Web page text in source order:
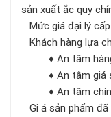
sản xuất ắc quy
Mức giá đại lý
Khách hàng lựa
♦ An tâm hàng
♦ An tâm giá
♦ An tâm chính
Gi á sản phẩm